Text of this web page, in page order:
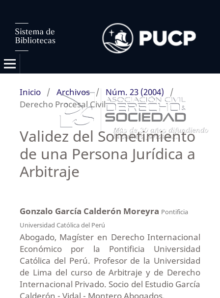
Inicio / Archivos / Núm. 23 (2004)
/
Derecho Procesal Civil
Validez del Sometimiento
de una Persona Jurídica a
Arbitraje
Gonzalo García Calderón Moreyra Pontificia
Universidad Católica del Perú
Abogado, Magíster en Derecho Internacional
Económico por la Pontificia Universidad
Católica del Perú. Profesor de la Universidad
de Lima del curso de Arbitraje y de Derecho
Internacional Privado. Socio del Estudio García